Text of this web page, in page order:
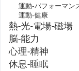
運動-パフォーマン
運動-健康
熱-光-電場-磁場
脳-能力
心理-精神
休息-睡眠